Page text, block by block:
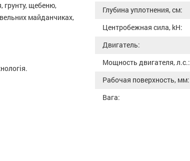
грунту, щебеню,
майданчиках,
Глубина уплотнения, см:
Центробежная сила, kH:
Двигатель:
Мощность двигателя, л.с.:
Рабочая поверхность, мм:
Вага: